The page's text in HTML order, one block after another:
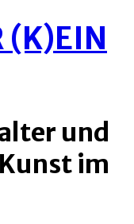
(K)EIN
und
im